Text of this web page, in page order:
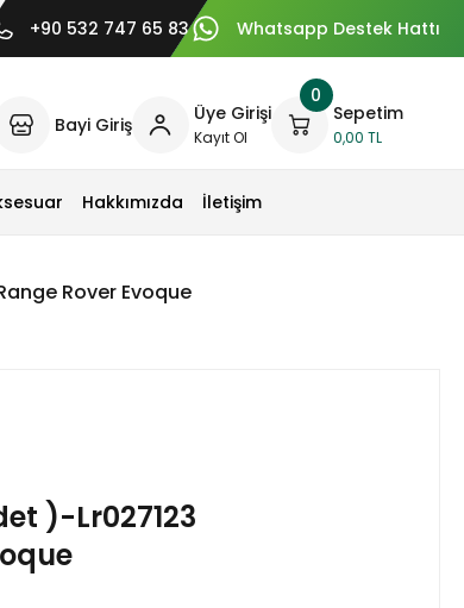
+90 532 747 65 83 Whatsapp Destek Hattı
Bayi Giriş Üye Girişi
Kayıt Ol
0
Sepetim
0,00 TL
Hakkımızda İletişim
Rover Evoque
)-Lr027123